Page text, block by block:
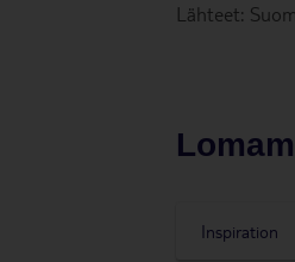
Lähteet:
Inspiration